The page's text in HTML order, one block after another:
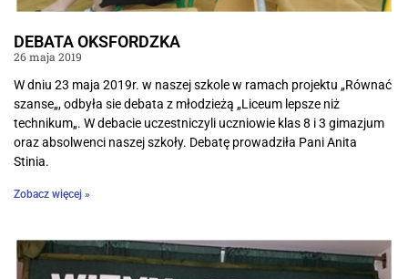
DEBATA OKSFORDZKA
26 maja 2019
W dniu 23 maja 2019r. w naszej szkole w ramach projektu „Równać
szanse„, odbyła sie debata z młodzieżą „Liceum lepsze niż
technikum„. W debacie uczestniczyli uczniowie klas 8 i 3 gimazjum
oraz absolwenci naszej szkoły. Debatę prowadziła Pani Anita
Stinia.
Zobacz więcej »